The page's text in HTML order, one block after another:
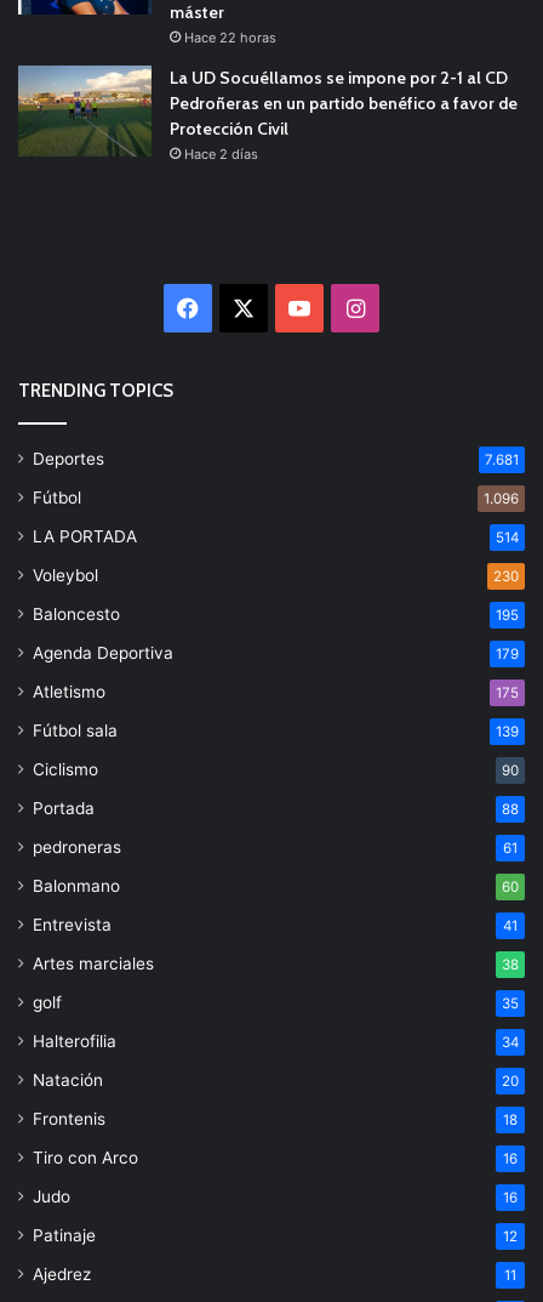
máster
Hace 22 horas
La UD Socuéllamos se impone por 2-1 al CD
Pedroñeras en un partido benéfico a favor de
Protección Civil
Hace 2 días
Facebook YouTubeInstagram
TRENDING TOPICS
Deportes 7.681
Fútbol 1.096
LA PORTADA 514
Voleybol 230
Baloncesto 195
Agenda Deportiva 179
Atletismo 175
Fútbol sala 139
Ciclismo 90
Portada 88
pedroneras 61
Balonmano 60
Entrevista 41
Artes marciales 38
golf 35
Halterofilia 34
Natación 20
Frontenis 18
Tiro con Arco 16
Judo 16
Patinaje 12
Ajedrez 11